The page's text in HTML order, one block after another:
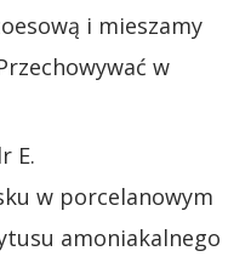
i mieszamy
w
E.
w porcelanowym
amoniakalnego